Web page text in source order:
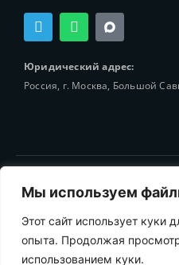
Мы используем
Этот сайт использует куки
опыта. Продолжая
использованием куки.
T
e
e
r
W
h
t
a
Юридический адрес:
Россия, г. Москва, Большой
© 2002-2025